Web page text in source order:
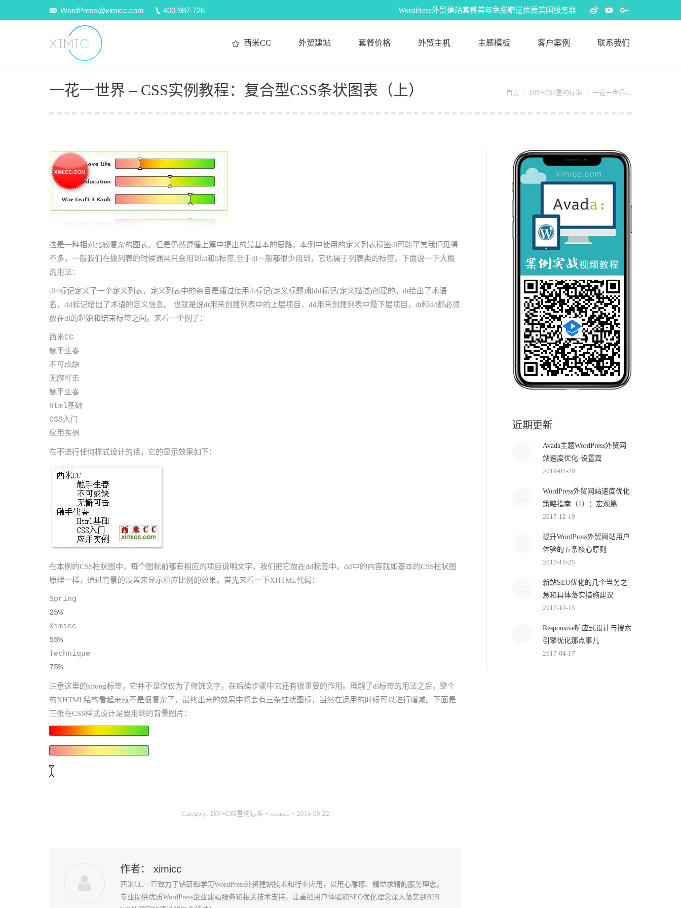
WordPress@ximicc.com 400-987-726
WordPress外贸建站套餐首年免费赠送优质美国服务器
WeiboYouTubeGoogle+
西米CC 外贸建站 套餐价格 外贸主机 主题模板 客户案例 联系我们
一花一世界 – CSS实例教程：复合型CSS条状图表（上） 您在这里：
首页 DIV+CSS重构标准 一花一世界…
这是一种相对比较复杂的图表，但是仍然遵循上篇中提出的最基本的思路。本例中使用的定义列表标签dl可能平常我们见得
不多，一般我们在做列表的时候通常只会用到ul和li标签,至于dl一般都很少用到，它也属于列表类的标签，下面说一下大概
的用法：
dl<标记定义了一个定义列表，定义列表中的条目是通过使用dt标记(定义标题)和dd标记(定义描述)创建的。dt给出了术语
名，dd标记给出了术语的定义信息。 也就是说dt用来创建列表中的上层项目，dd用来创建列表中最下层项目，dt和dd都必须
放在dl的起始和结束标签之间。来看一个例子：
西米CC
触手生春
不可或缺
无懈可击
触手生春
Html基础
CSS入门
应用实例
在不进行任何样式设计的话，它的显示效果如下：
在本例的CSS柱状图中，每个图标前都有相应的项目说明文字，我们把它放在dd标签中。dd中的内容就如基本的CSS柱状图
原理一样，通过背景的设置来显示相应比例的效果。首先来看一下XHTML代码：
Spring
25%
Ximicc
55%
Technique
75%
注意这里的strong标签，它并不是仅仅为了修饰文字，在后续步骤中它还有很重要的作用。理解了dl标签的用法之后，整个
的XHTML结构看起来就不是很复杂了，最终出来的效果中将会有三条柱状图标，当然在运用的时候可以进行增减。下面是
三张在CSS样式设计是要用到的背景图片：
Category: DIV+CSS重构标准 ximicc 2014-09-22
作者： ximicc
西米CC一直致力于钻研和学习WordPress外贸建站技术和行业应用，以用心雕琢、精益求精的服务理念，
专业提供优质WordPress企业建站服务和相关技术支持，注重把用户体验和SEO优化理念深入落实到B2B
近期更新
Avada主题WordPress外贸网
站速度优化-设置篇
2019-01-20
WordPress外贸网站速度优化
策略指南（1）：宏观篇
2017-12-19
提升WordPress外贸网站用户
体验的五条核心原则
2017-10-25
新站SEO优化的几个当务之
急和具体落实措施建议
2017-10-15
Responsive响应式设计与搜索
引擎优化那点事儿
2017-04-17